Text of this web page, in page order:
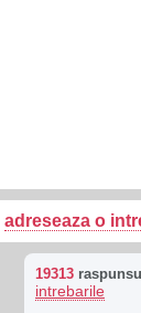
adreseaza o
19313
intrebarile